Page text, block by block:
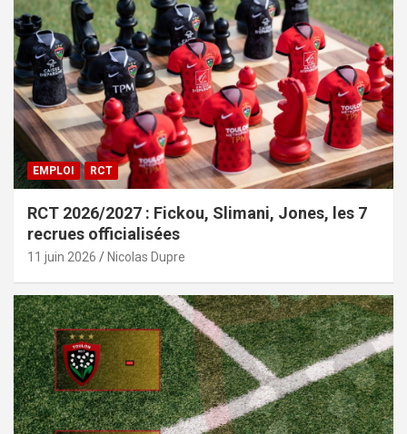
EMPLOI RCT
RCT 2026/2027 : Fickou, Slimani, Jones, les 7
recrues officialisées
11 juin 2026 Nicolas Dupre